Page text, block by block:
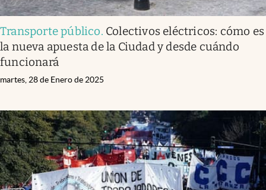
Transporte público. Colectivos eléctricos: cómo es
la nueva apuesta de la Ciudad y desde cuándo
funcionará
martes, 28 de Enero de 2025